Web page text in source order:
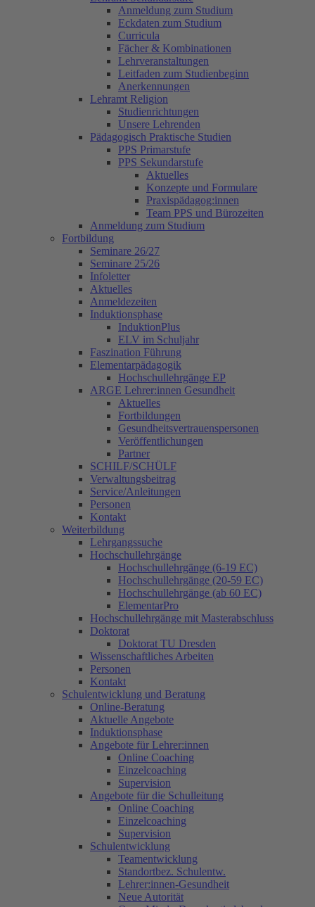
Anmeldung zum Studium
Eckdaten zum Studium
Curricula
Fächer & Kombinationen
Lehrveranstaltungen
Leitfaden zum Studienbeginn
Anerkennungen
Lehramt Religion
Studienrichtungen
Unsere Lehrenden
Pädagogisch Praktische Studien
PPS Primarstufe
PPS Sekundarstufe
Aktuelles
Konzepte und Formulare
Praxispädagog:innen
Team PPS und Bürozeiten
Anmeldung zum Studium
Fortbildung
Seminare 26/27
Seminare 25/26
Infoletter
Aktuelles
Anmeldezeiten
Induktionsphase
InduktionPlus
ELV im Schuljahr
Faszination Führung
Elementarpädagogik
Hochschullehrgänge EP
ARGE Lehrer:innen Gesundheit
Aktuelles
Fortbildungen
Gesundheitsvertrauenspersonen
Veröffentlichungen
Partner
SCHILF/SCHÜLF
Verwaltungsbeitrag
Service/Anleitungen
Personen
Kontakt
Weiterbildung
Lehrgangssuche
Hochschullehrgänge
Hochschullehrgänge (6-19 EC)
Hochschullehrgänge (20-59 EC)
Hochschullehrgänge (ab 60 EC)
ElementarPro
Hochschullehrgänge mit Masterabschluss
Doktorat
Doktorat TU Dresden
Wissenschaftliches Arbeiten
Personen
Kontakt
Schulentwicklung und Beratung
Online-Beratung
Aktuelle Angebote
Induktionsphase
Angebote für Lehrer:innen
Online Coaching
Einzelcoaching
Supervision
Angebote für die Schulleitung
Online Coaching
Einzelcoaching
Supervision
Schulentwicklung
Teamentwicklung
Standortbez. Schulentw.
Lehrer:innen-Gesundheit
Neue Autorität